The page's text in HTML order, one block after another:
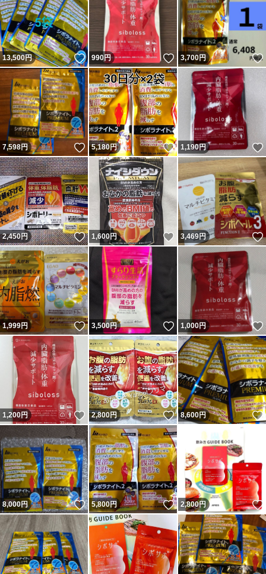
13,500円 いいね！
990円 いいね！
3,700円
7,598円 いいね！
5,180円 いいね！
1,190円
2,450円 いいね！
1,600円 いいね！
3,469円
1,999円 いいね！
3,500円 いいね！
1,000円
1,200円 いいね！
2,800円 いいね！
8,600円
8,000円 いいね！
5,800円 いいね！
2,800円